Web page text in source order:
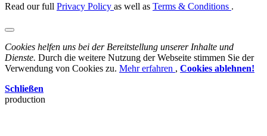
Read our full Privacy Policy as well as Terms & Conditions .
Cookies helfen uns bei der Bereitstellung unserer Inhalte und
Dienste. Durch die weitere Nutzung der Webseite stimmen Sie der
Verwendung von Cookies zu. Mehr erfahren , Cookies ablehnen!
Schließen
production